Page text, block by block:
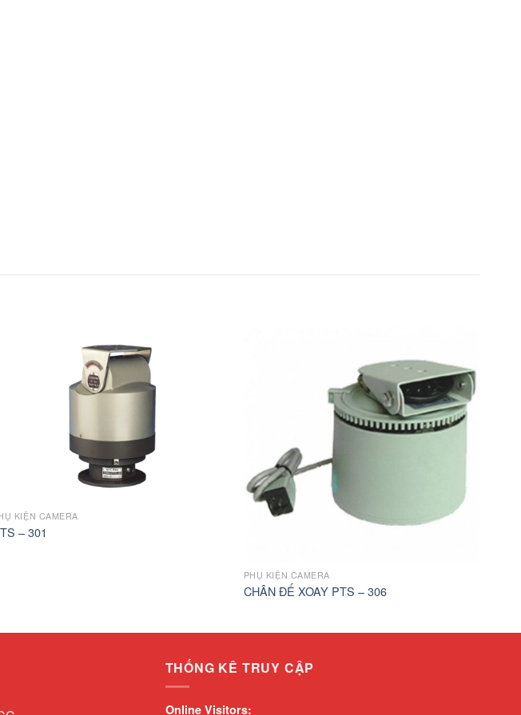
KIỆN CAMERA
– 301
PHỤ KIỆN CAMERA
CHÂN ĐẾ XOAY PTS – 306
THỐNG KÊ TRUY CẬP
Online Visitors: